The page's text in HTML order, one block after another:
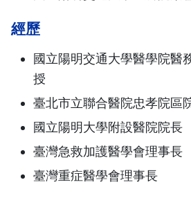
經歷
國立陽明交通大學醫學院醫
授
臺北市立聯合醫院忠孝院區
國立陽明大學附設醫院院長
臺灣急救加護醫學會理事長
臺灣重症醫學會理事長